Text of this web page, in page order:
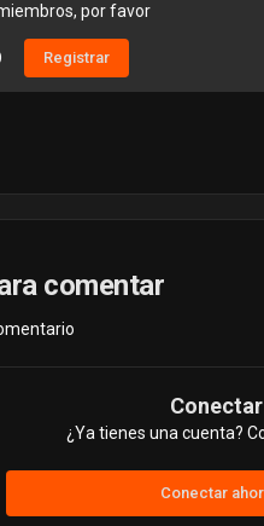
por favor
Registrar
comentar
Conectar
¿Ya tienes una cuenta?
Conectar